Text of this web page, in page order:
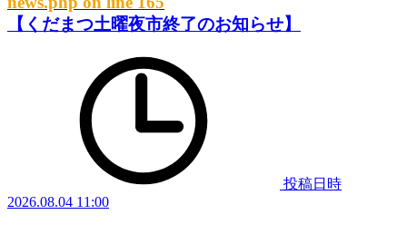
【くだまつ土曜夜市終了のお知らせ】
投稿日時
2026.08.04 11:00